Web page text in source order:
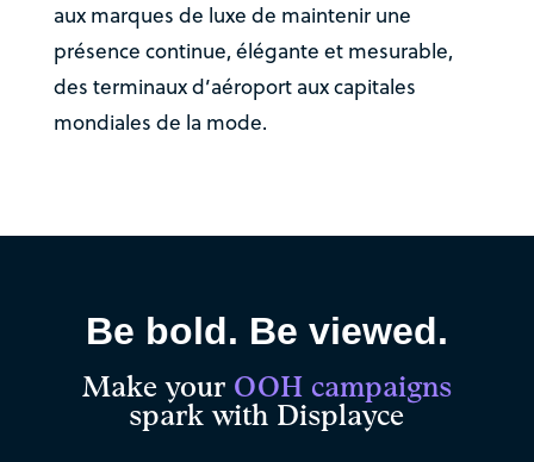
aux marques de luxe de maintenir une
présence continue, élégante et mesurable,
des terminaux d’aéroport aux capitales
mondiales de la mode.
Be bold. Be viewed.
Make your OOH campaigns
spark with Displayce